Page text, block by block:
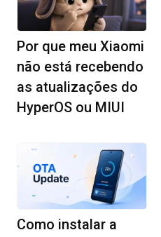
Por que meu Xiaomi
não está recebendo
as atualizações do
HyperOS ou MIUI
Como instalar a